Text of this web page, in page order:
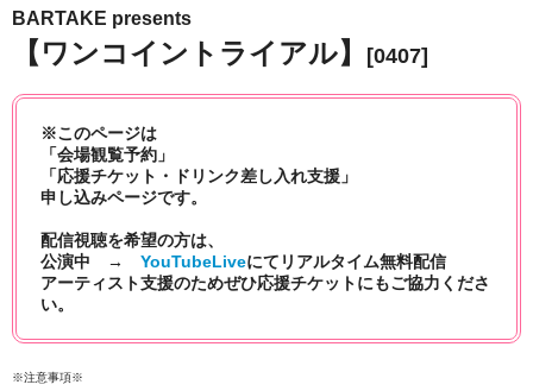
BARTAKE presents
【ワンコイントライアル】 [0407]
※このページは
「会場観覧予約」
「応援チケット・ドリンク差し入れ支援」
申し込みページです。
配信視聴を希望の方は、
公演中 → YouTubeLiveにて リアルタイム無料配信
アーティスト支援のためぜひ応援チケットにもご協力くださ
い。
※注意事項※